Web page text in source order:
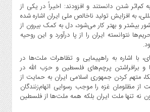
کم‌اثر شدن دانستند و افزودند: اخیراً در یکی از
به افزایش تولید ناخالص ملی ایران اشاره شده
بیشتر و بهتر کار می‌شود، دل به کمک بیرون از
نتوانسته ایران را از پا درآورد و این روحیه
با اشاره به راهپیمایی و تظاهرات ملت‌‌ها در
برافراشتن پرچم‌های فلسطین و حزب الله در
متهم کردن جمهوری اسلامی ایران به حمایت از
از مظلومان غزه را موجب رسوایی اتهام‌زنندگان
نه تنها ملت ایران بلکه همه ملت‌ها از فلسطین